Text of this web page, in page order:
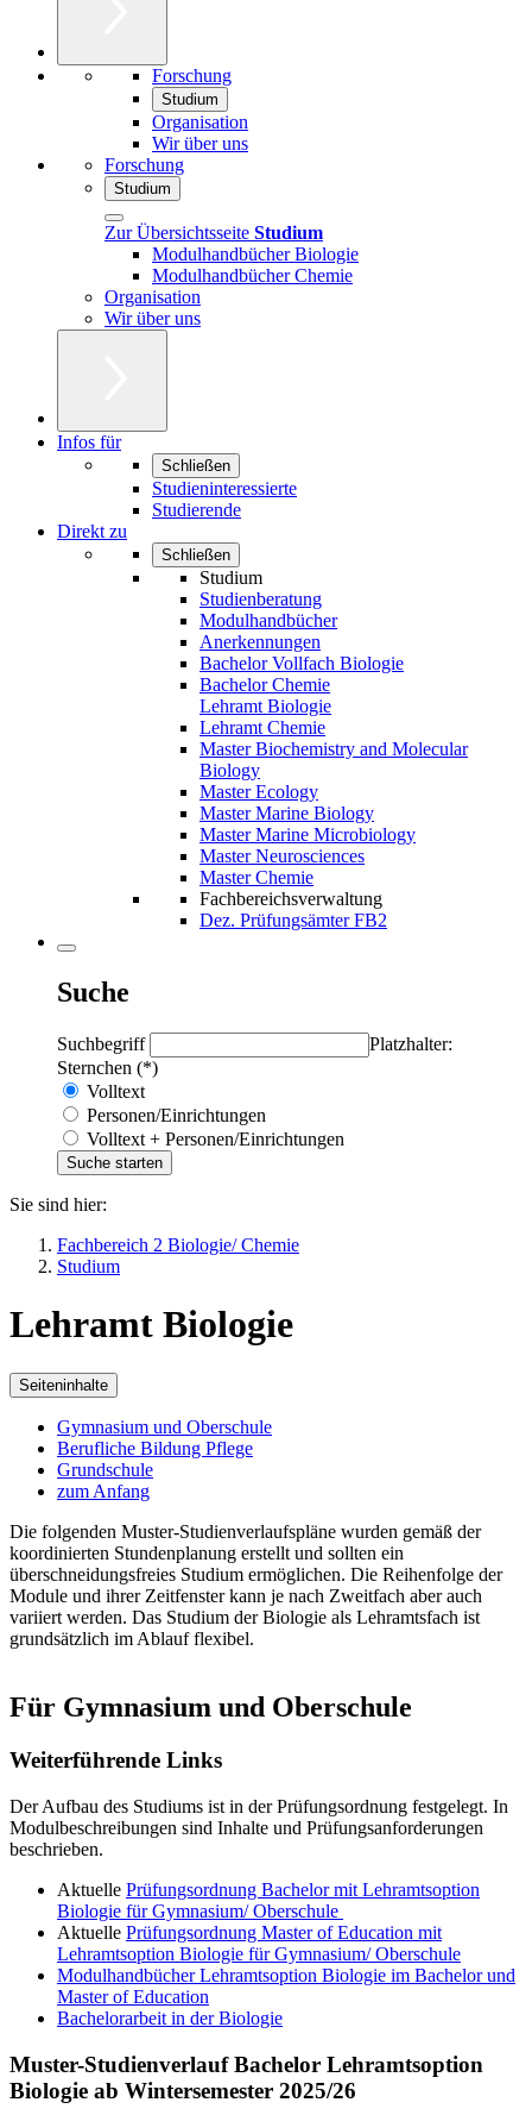
Forschung
Studium
Organisation
Wir über uns
Forschung
Studium
Zur Übersichtsseite Studium
Modulhandbücher Biologie
Modulhandbücher Chemie
Organisation
Wir über uns
Infos für
Schließen
Studieninteressierte
Studierende
Direkt zu
Schließen
Studium
Studienberatung
Modulhandbücher
Anerkennungen
Bachelor Vollfach Biologie
Bachelor Chemie
Lehramt Biologie
Lehramt Chemie
Master Biochemistry and Molecular
Biology
Master Ecology
Master Marine Biology
Master Marine Microbiology
Master Neurosciences
Master Chemie
Fachbereichsverwaltung
Dez. Prüfungsämter FB2
Suche
Suchbegriff
Platzhalter:
Sternchen (*)
Volltext
Personen/Einrichtungen
Volltext + Personen/Einrichtungen
Sie sind hier:
Fachbereich 2 Biologie/ Chemie
Studium
Lehramt Biologie
Seiteninhalte
Gymnasium und Oberschule
Berufliche Bildung Pflege
Grundschule
zum Anfang
Die folgenden Muster-Studienverlaufspläne wurden gemäß der
koordinierten Stundenplanung erstellt und sollten ein
überschneidungsfreies Studium ermöglichen. Die Reihenfolge der
Module und ihrer Zeitfenster kann je nach Zweitfach aber auch
variiert werden. Das Studium der Biologie als Lehramtsfach ist
grundsätzlich im Ablauf flexibel.
Für Gymnasium und Oberschule
Weiterführende Links
Der Aufbau des Studiums ist in der Prüfungsordnung festgelegt. In
Modulbeschreibungen sind Inhalte und Prüfungsanforderungen
beschrieben.
Aktuelle Prüfungsordnung Bachelor mit Lehramtsoption
Biologie für Gymnasium/ Oberschule
Aktuelle Prüfungsordnung Master of Education mit
Lehramtsoption Biologie für Gymnasium/ Oberschule
Modulhandbücher Lehramtsoption Biologie im Bachelor und
Master of Education
Bachelorarbeit in der Biologie
Muster-Studienverlauf Bachelor Lehramtsoption
Biologie ab Wintersemester 2025/26